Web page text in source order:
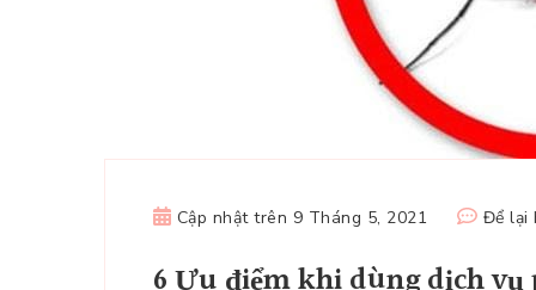
Cập nhật trên 9 Tháng 5, 2021 Để lại